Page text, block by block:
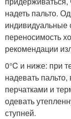
надеть пальто.
индивидуальные
переносимость
рекомендации
0°C и ниже: при
надевать
перчатками и
одевать
ступней.